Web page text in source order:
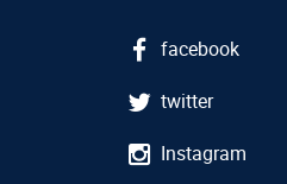
facebook
twitter
Instagram